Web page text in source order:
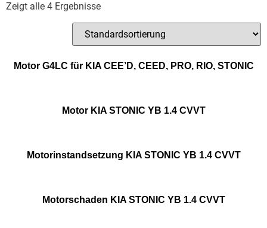
Zeigt alle 4 Ergebnisse
Motor G4LC für KIA CEE’D, CEED, PRO, RIO, STONIC
Motor KIA STONIC YB 1.4 CVVT
Motorinstandsetzung KIA STONIC YB 1.4 CVVT
Motorschaden KIA STONIC YB 1.4 CVVT